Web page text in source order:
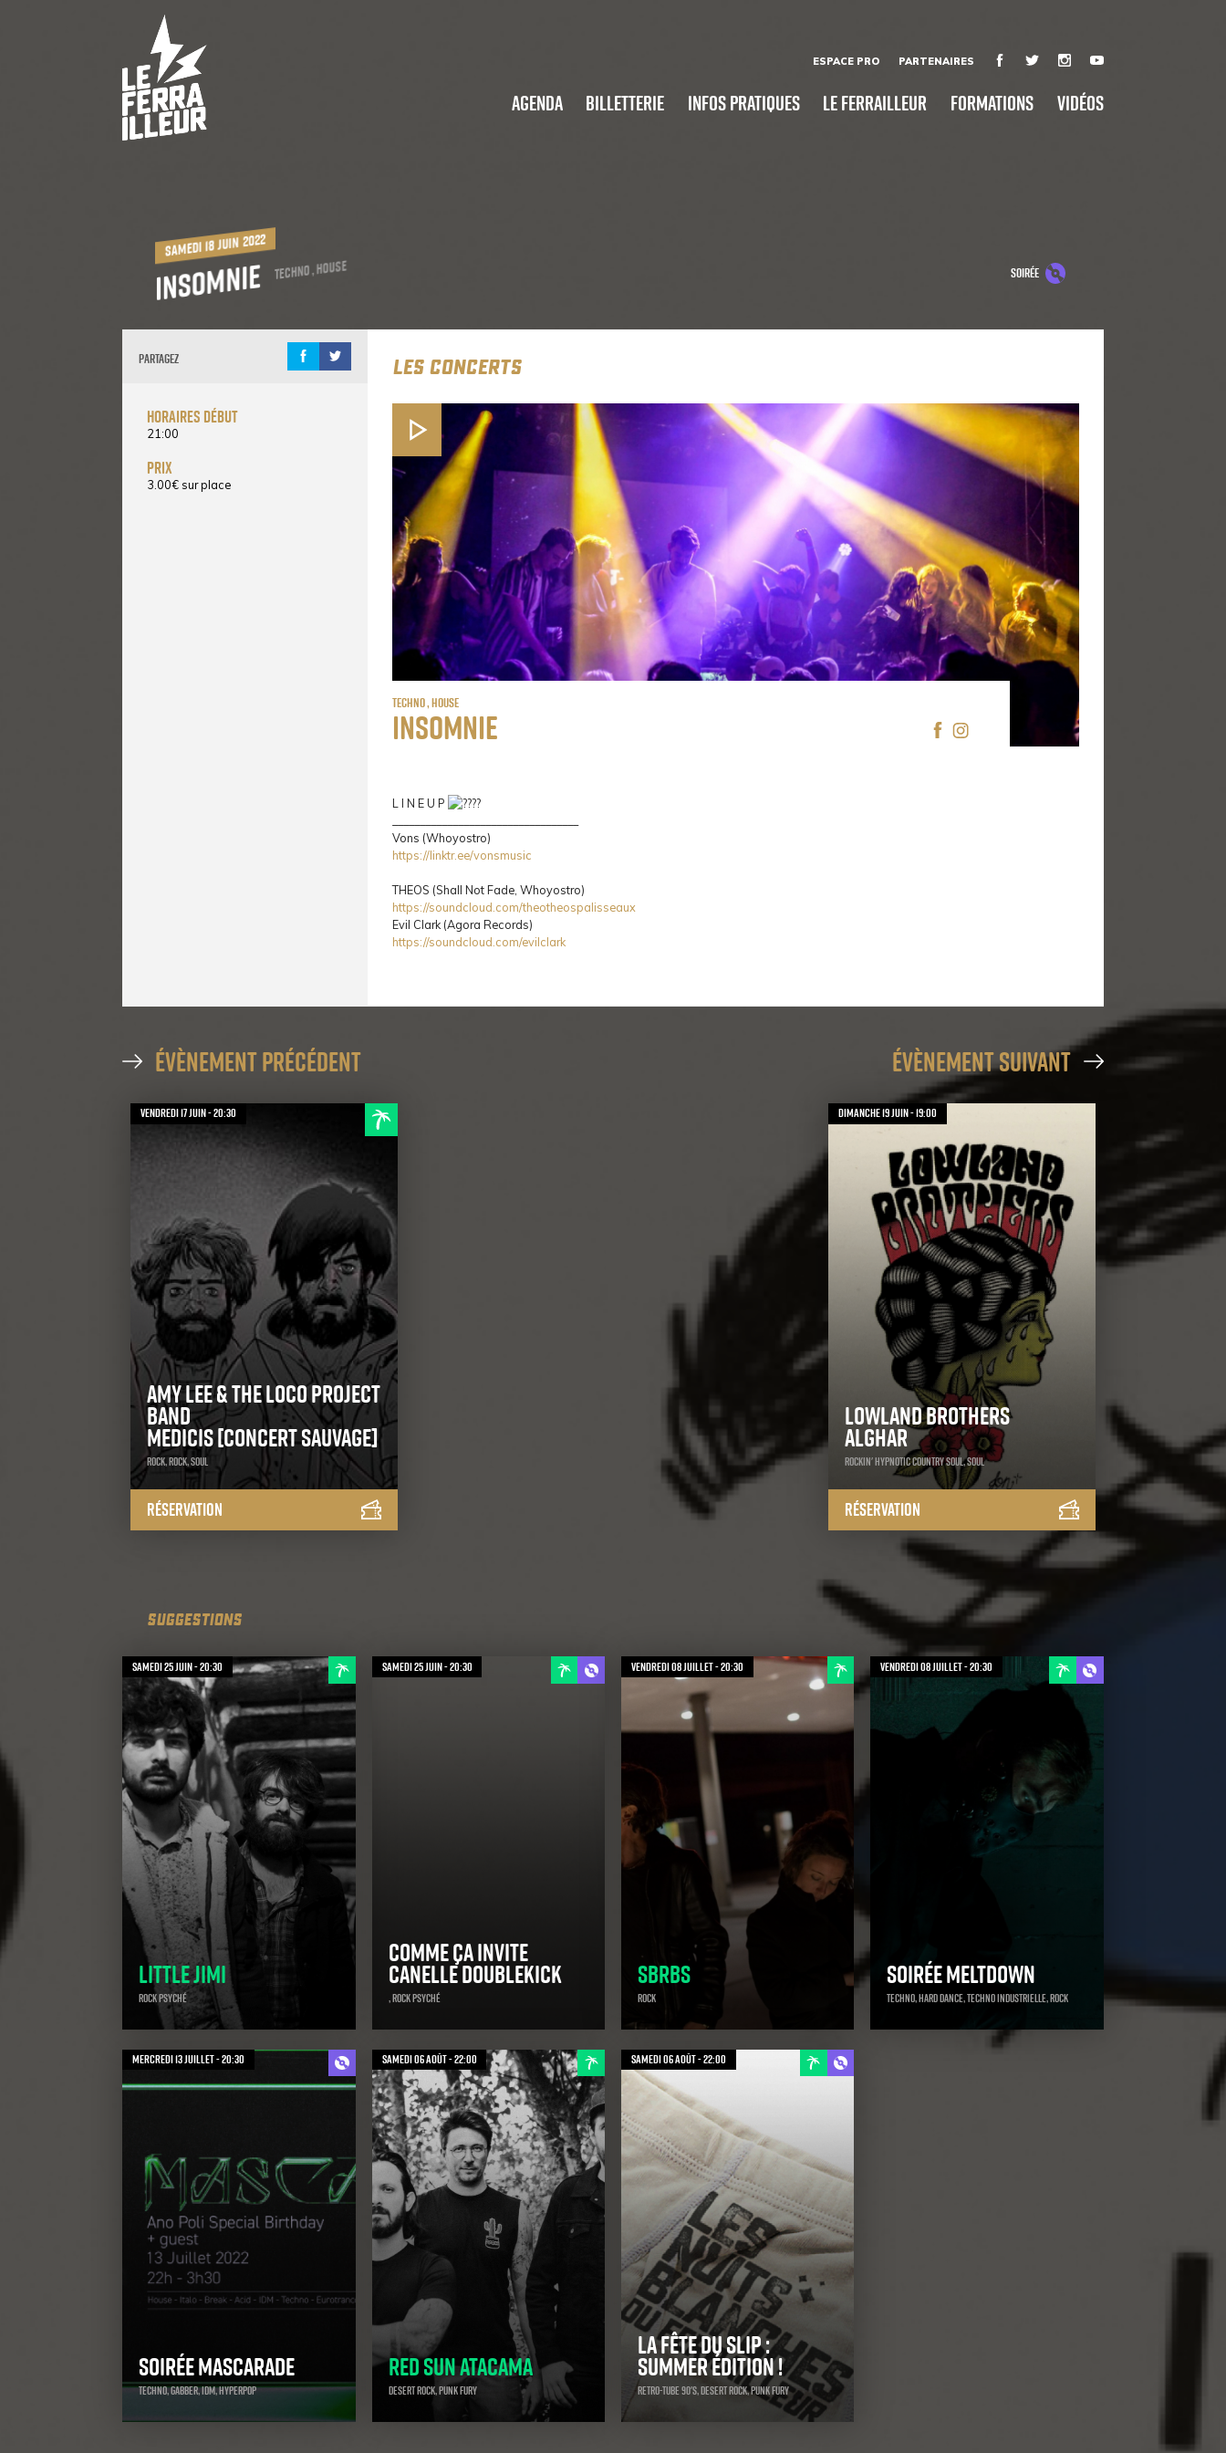
ESPACE PRO PARTENAIRES
Agenda Billetterie Infos pratiques Le Ferrailleur Formations Vidéos
samedi 18 juin 2022
Insomnie Techno , House soirée
Partagez
horaires début
21:00
prix
3.00€ sur place
LES CONCERTS
Techno , House
Insomnie
L I N E U P
Vons (Whoyostro)
https://linktr.ee/vonsmusic
THEOS (Shall Not Fade, Whoyostro)
https://soundcloud.com/theotheospalisseaux
Evil Clark (Agora Records)
https://soundcloud.com/evilclark
évènement précédent
vendredi 17 juin - 20:30
Amy Lee & the Loco Project
Band
Medicis [concert sauvage]
Rock, Rock, Soul
Réservation
évènement suivant
dimanche 19 juin - 19:00
Lowland Brothers
Alghar
Rockin' Hypnotic Country Soul, Soul
Réservation
SUGGESTIONS
samedi 25 juin - 20:30
Little Jimi
Rock Psyché
samedi 25 juin - 20:30
Comme ça invite
Canelle Doublekick
, Rock Psyché
vendredi 08 juillet - 20:30
SBRBS
Rock
vendredi 08 juillet - 20:30
Soirée Meltdown
Techno, Hard Dance, Techno Industrielle, Rock
mercredi 13 juillet - 20:30
Soirée Mascarade
Techno, Gabber, IDM, Hyperpop
samedi 06 août - 22:00
Red Sun Atacama
Desert Rock, Punk Fury
samedi 06 août - 22:00
La Fête du slip :
Summer édition !
Retro-Tube 90's, Desert Rock, Punk Fury